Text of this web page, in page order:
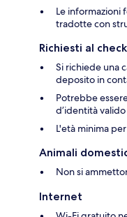
Le informazioni
tradotte con
Richiesti al
Si richiede una
deposito in
Potrebbe
d’identità valido
L'età minima
Animali
Non si
Internet